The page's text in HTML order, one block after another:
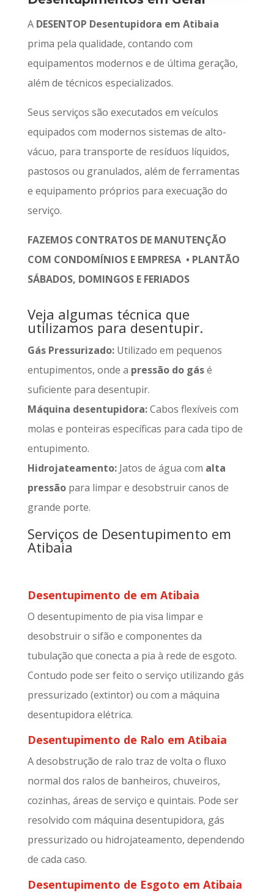
A DESENTOP Desentupidora em Atibaia
prima pela qualidade, contando com
equipamentos modernos e de última geração,
além de técnicos especializados.
Seus serviços são executados em veículos
equipados com modernos sistemas de alto-
vácuo, para transporte de resíduos líquidos,
pastosos ou granulados, além de ferramentas
e equipamento próprios para execuação do
serviço.
FAZEMOS CONTRATOS DE MANUTENÇÃO
COM CONDOMÍNIOS E EMPRESA • PLANTÃO
SÁBADOS, DOMINGOS E FERIADOS
Veja algumas técnica que
utilizamos para desentupir.
Gás Pressurizado:Utilizado em pequenos
entupimentos, onde a pressão do gásé
suficiente para desentupir.
Máquina desentupidora:Cabos flexíveis com
molas e ponteiras específicas para cada tipo de
entupimento.
Hidrojateamento:Jatos de água com alta
pressãopara limpar e desobstruir canos de
grande porte.
Serviços de Desentupimento em
Atibaia
Desentupimento de em Atibaia
O desentupimento de pia visa limpar e
desobstruir o sifão e componentes da
tubulação que conecta a pia à rede de esgoto.
Contudo pode ser feito o serviço utilizando gás
pressurizado (extintor) ou com a máquina
desentupidora elétrica.
Desentupimento de Ralo em Atibaia
A desobstrução de ralo traz de volta o fluxo
normal dos ralos de banheiros, chuveiros,
cozinhas, áreas de serviço e quintais. Pode ser
resolvido com máquina desentupidora, gás
pressurizado ou hidrojateamento, dependendo
de cada caso.
Desentupimento de Esgoto em Atibaia